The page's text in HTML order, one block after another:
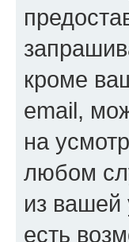
кроме
email,
на
любом
из вашей
есть